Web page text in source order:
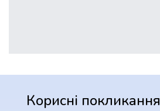
Корисні покликання